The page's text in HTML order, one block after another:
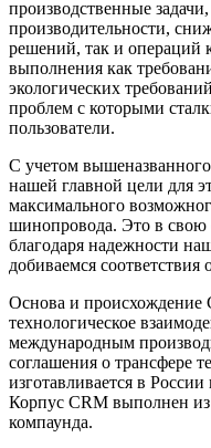
производственные
производительности,
решений, так и операций
выполнения как
экологических
проблем с которыми
пользователи.
С учетом
нашей главной цели для
максимального
шинопровода. Это в свою
благодаря надежности
добиваемся
Основа и происхождение
технологическое
международным
соглашения о трансфере
изготавливается в
Корпус CRM выполнен
компаунда.